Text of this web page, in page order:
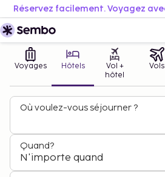
Voyages Hôtels
Vol +
hôtel
Vols
Où voulez-vous séjourner ?
Quand?
N'importe quand